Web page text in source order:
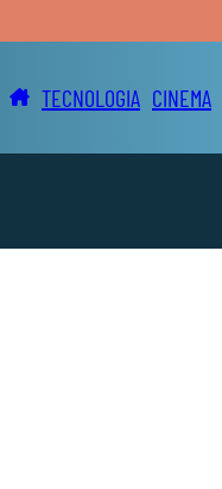
TECNOLOGIA CINEMA